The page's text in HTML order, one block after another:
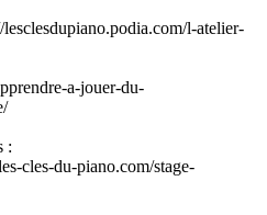
l-atelier-
a-jouer-du-
:
cles-du-piano.com/stage-